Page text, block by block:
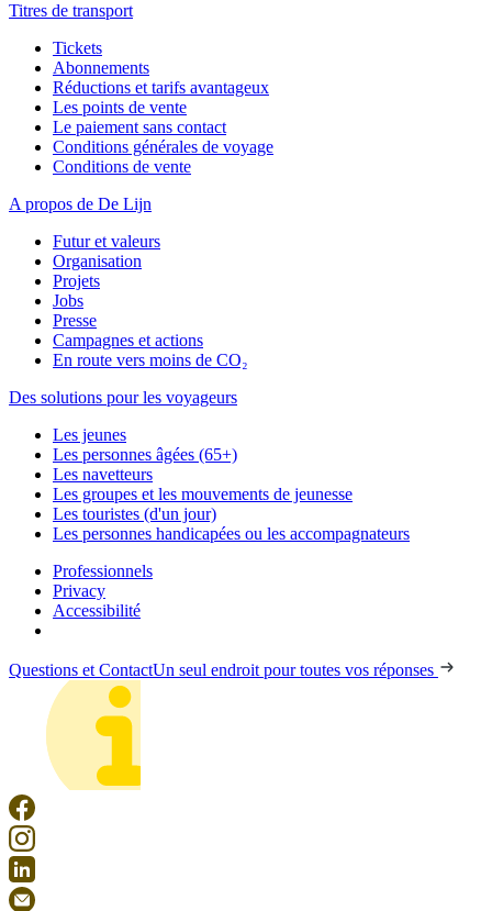
Titres de transport
Tickets
Abonnements
Réductions et tarifs avantageux
Les points de vente
Le paiement sans contact
Conditions générales de voyage
Conditions de vente
A propos de De Lijn
Futur et valeurs
Organisation
Projets
Jobs
Presse
Campagnes et actions
En route vers moins de CO₂
Des solutions pour les voyageurs
Les jeunes
Les personnes âgées (65+)
Les navetteurs
Les groupes et les mouvements de jeunesse
Les touristes (d'un jour)
Les personnes handicapées ou les accompagnateurs
Professionnels
Privacy
Accessibilité
Questions et ContactUn seul endroit pour toutes vos réponses